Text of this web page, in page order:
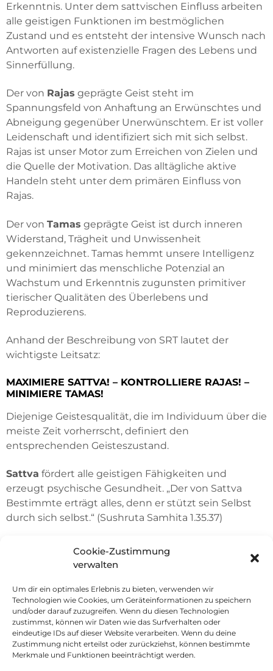
Cookie-Zustimmung
verwalten
Um dir ein optimales Erlebnis zu bieten, verwenden wir
Technologien wie Cookies, um Geräteinformationen zu speichern
und/oder darauf zuzugreifen. Wenn du diesen Technologien
zustimmst, können wir Daten wie das Surfverhalten oder
eindeutige IDs auf dieser Website verarbeiten. Wenn du deine
Zustimmung nicht erteilst oder zurückziehst, können bestimmte
Merkmale und Funktionen beeinträchtigt werden.
Erkenntnis. Unter dem sattvischen Einfluss arbeiten
alle geistigen Funktionen im bestmöglichen
Zustand und es entsteht der intensive Wunsch nach
Antworten auf existenzielle Fragen des Lebens und
Sinnerfüllung.
Der von Rajas geprägte Geist steht im
Spannungsfeld von Anhaftung an Erwünschtes und
Abneigung gegenüber Unerwünschtem. Er ist voller
Leidenschaft und identifiziert sich mit sich selbst.
Rajas ist unser Motor zum Erreichen von Zielen und
die Quelle der Motivation. Das alltägliche aktive
Handeln steht unter dem primären Einfluss von
Rajas.
Der von Tamas geprägte Geist ist durch inneren
Widerstand, Trägheit und Unwissenheit
gekennzeichnet. Tamas hemmt unsere Intelligenz
und minimiert das menschliche Potenzial an
Wachstum und Erkenntnis zugunsten primitiver
tierischer Qualitäten des Überlebens und
Reproduzierens.
Anhand der Beschreibung von SRT lautet der
wichtigste Leitsatz:
MAXIMIERE SATTVA! – KONTROLLIERE RAJAS! –
MINIMIERE TAMAS!
Diejenige Geistesqualität, die im Individuum über die
meiste Zeit vorherrscht, definiert den
entsprechenden Geisteszustand.
Sattva fördert alle geistigen Fähigkeiten und
erzeugt psychische Gesundheit. „Der von Sattva
Bestimmte erträgt alles, denn er stützt sein Selbst
durch sich selbst.“ (Sushruta Samhita 1.35.37)
Folgende 10 Gewohnheiten stärken Sattva:
Konsequente Achtsamkeit in allen Handlungen
Tägliche Reflektion des Erlebten und dessen
Austausch mit Gleichgesinnten
Die Gemeinschaft mit anderen, von Sattva
geprägten Menschen
Lebenslanges Lernen und tägliches